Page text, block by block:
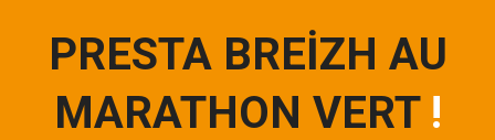
PRESTA BREIZH AU
MARATHON VERT !